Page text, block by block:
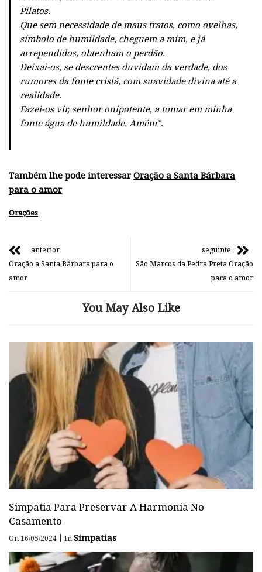
Pilatos.
Que sem necessidade de maus tratos, como ovelhas,
símbolo de humildade, cheguem a mim, e já
arrependidos, obtenham o perdão.
Deixai-os, se descrentes duvidam da verdade, dos
rumores da fonte cristã, com suavidade divina até a
realidade.
Fazei-os vir, senhor onipotente, a tomar em minha
fonte água de humildade. Amém”.
Também lhe pode interessarOração a Santa Bárbara
para o amor
Orações
anterior
Oração a Santa Bárbara para o
amor
seguinte
São Marcos da Pedra Preta Oração
para o amor
You May Also Like
Simpatia Para Preservar A Harmonia No
Casamento
On 16/05/2024 | InSimpatias